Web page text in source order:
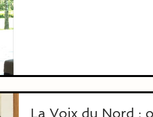
La Voix du Nord :